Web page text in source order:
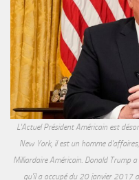
L'Actuel Président Américain est
New York, il est un homme
Milliardaire Américain. Donald Trump
qu'il a occupé du 20 janvier 2017